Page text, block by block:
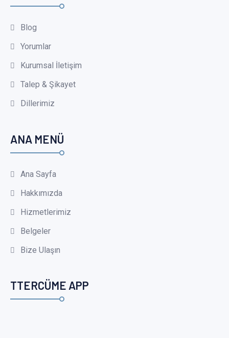
Blog
Yorumlar
Kurumsal İletişim
Talep & Şikayet
Dillerimiz
ANA MENÜ
Ana Sayfa
Hakkımızda
Hizmetlerimiz
Belgeler
Bize Ulaşın
TTERCÜME APP